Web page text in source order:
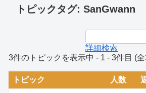
トピックタグ: SanGwann
詳細検索
3件のトピックを表示中 - 1 - 3件目 (
トピック 人数